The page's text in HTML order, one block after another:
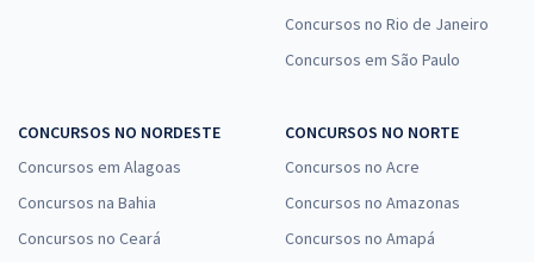
Concursos no Rio de Janeiro
Concursos em São Paulo
CONCURSOS NO NORDESTE
Concursos em Alagoas
Concursos na Bahia
Concursos no Ceará
CONCURSOS NO NORTE
Concursos no Acre
Concursos no Amazonas
Concursos no Amapá